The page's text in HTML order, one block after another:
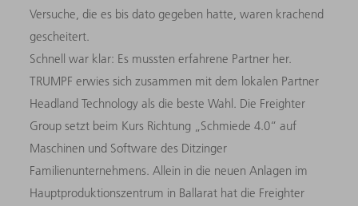
Versuche, die es bis dato gegeben hatte, waren krachend
gescheitert.
Schnell war klar: Es mussten erfahrene Partner her.
TRUMPF erwies sich zusammen mit dem lokalen Partner
Headland Technology als die beste Wahl. Die Freighter
Group setzt beim Kurs Richtung „Schmiede 4.0“ auf
Maschinen und Software des Ditzinger
Familienunternehmens. Allein in die neuen Anlagen im
Hauptproduktionszentrum in Ballarat hat die Freighter